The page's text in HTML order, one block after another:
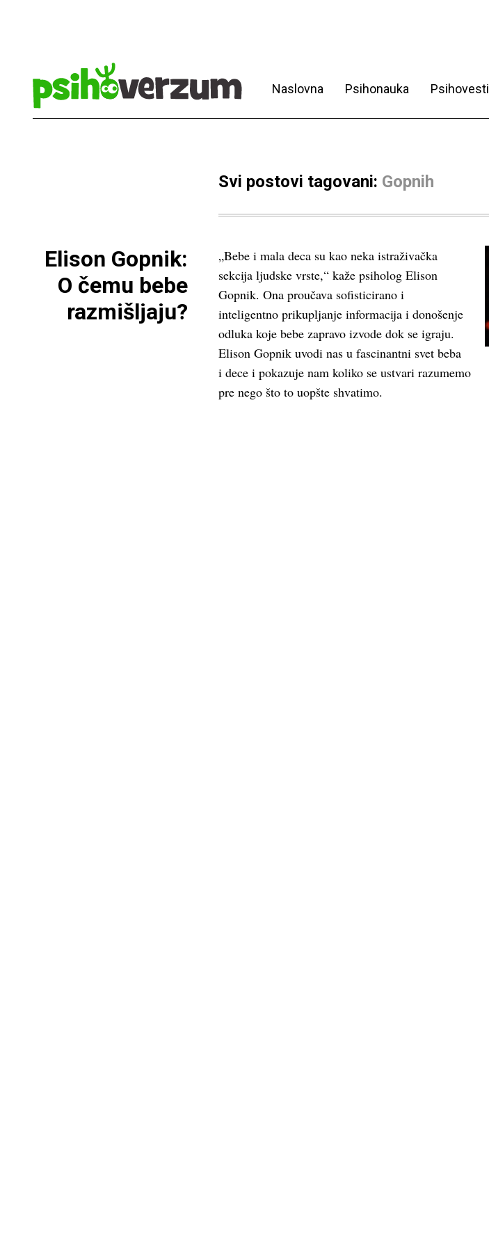
Naslovna Psihonauka Psihovesti
Svi postovi tagovani: Gopnih
Elison Gopnik:
O čemu bebe
razmišljaju?
„Bebe i mala deca su kao neka istraživačka
sekcija ljudske vrste,“ kaže psiholog Elison
Gopnik. Ona proučava sofisticirano i
inteligentno prikupljanje informacija i donošenje
odluka koje bebe zapravo izvode dok se igraju.
Elison Gopnik uvodi nas u fascinantni svet beba
i dece i pokazuje nam koliko se ustvari razumemo
pre nego što to uopšte shvatimo.